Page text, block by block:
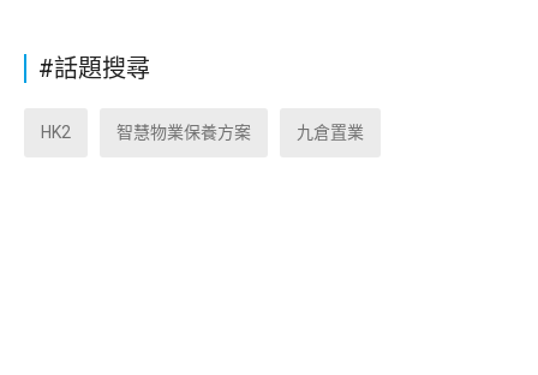
#話題搜尋
HK2 智慧物業保養方案 九倉置業